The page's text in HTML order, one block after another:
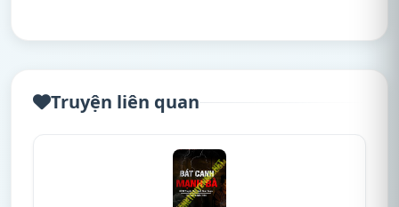
Truyện liên quan